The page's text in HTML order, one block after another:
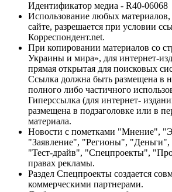
Идентификатор медиа - R40-06068
Использование любых
сайте, разрешается при условии
Корреспондент.net.
При копировании материалов со
Украины и мира», для интернет-
прямая открытая для поисковых
Ссылка должна быть размещена в
полного либо частичного
Гиперссылка (для интернет-
размещена в подзаголовке или в
материала.
Новости с пометками "Мнение",
"Заявление", "Регионы",
"Тест-драйв", "Спецпроекты",
правах рекламы.
Раздел Спецпроекты создается
коммерческими партнерами.